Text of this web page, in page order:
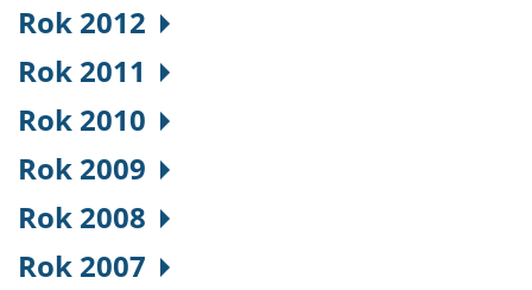
Rok 2012
Rok 2011
Rok 2010
Rok 2009
Rok 2008
Rok 2007